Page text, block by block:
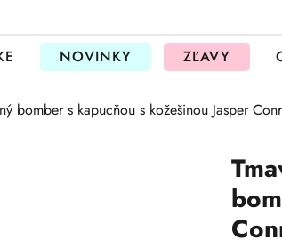
NOVINKY ZĽAVY
bomber s kapucňou s kožešinou Jasper